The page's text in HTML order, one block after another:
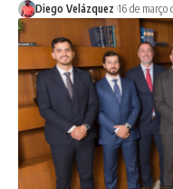
Diego Velázquez 16 de março